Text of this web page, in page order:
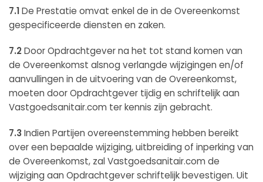
7.1De Prestatie omvat enkel de in de Overeenkomst
gespecificeerde diensten en zaken.
7.2Door Opdrachtgever na het tot stand komen van
de Overeenkomst alsnog verlangde wijzigingen en/of
aanvullingen in de uitvoering van de Overeenkomst,
moeten door Opdrachtgever tijdig en schriftelijk aan
Vastgoedsanitair.com ter kennis zijn gebracht.
7.3Indien Partijen overeenstemming hebben bereikt
over een bepaalde wijziging, uitbreiding of inperking van
de Overeenkomst, zal Vastgoedsanitair.com de
wijziging aan Opdrachtgever schriftelijk bevestigen. Uit